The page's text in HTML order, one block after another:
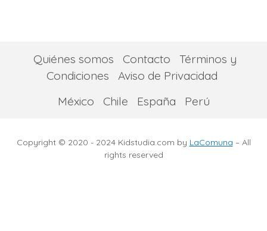
Quiénes somos Contacto
Términos y
Condiciones
Aviso de Privacidad
México
Chile España Perú
Copyright © 2020 - 2024 Kidstudia.com by LaComuna – All
rights reserved